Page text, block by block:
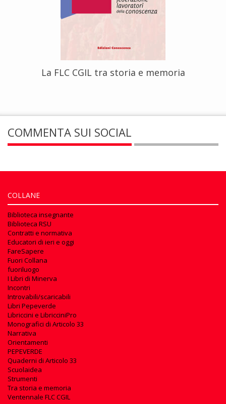
La FLC CGIL tra storia e memoria
COMMENTA SUI SOCIAL
COLLANE
Biblioteca insegnante
Biblioteca RSU
Contratti e normativa
Educatori di ieri e oggi
FareSapere
Fuori Collana
fuoriluogo
I Libri di Minerva
Incontri
Introvabili/scaricabili
Libri Pepeverde
Libriccini e LibricciniPro
Monografici di Articolo 33
Narrativa
Orientamenti
PEPEVERDE
Quaderni di Articolo 33
Scuolaidea
Strumenti
Tra storia e memoria
Ventennale FLC CGIL